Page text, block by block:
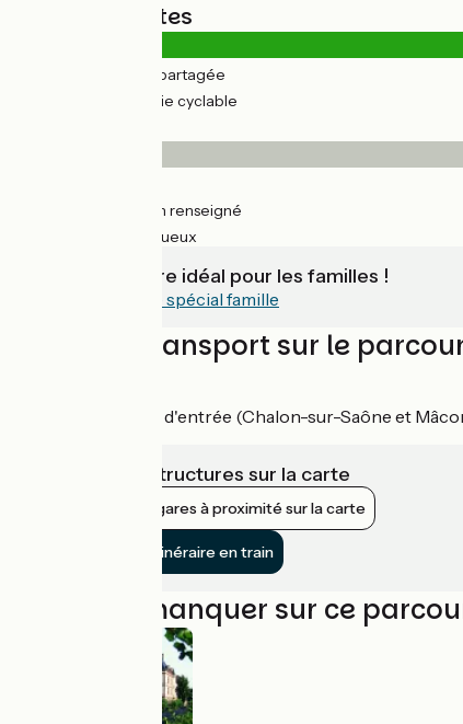
Types de routes
(4%) Route partagée
(96%) Voie cyclable
(71%) Non renseigné
(50%) Rugueux
C'est un itinéraire idéal pour les familles !
Lisez notre article spécial famille
Trains et transport sur le
Les 2 villes portes d'entrée (Chalon-sur-Saône et
Voir les infrastructures sur la carte
Afficher les gares à proximité sur la carte
Rejoindre l’itinéraire en train
À ne pas manquer sur ce